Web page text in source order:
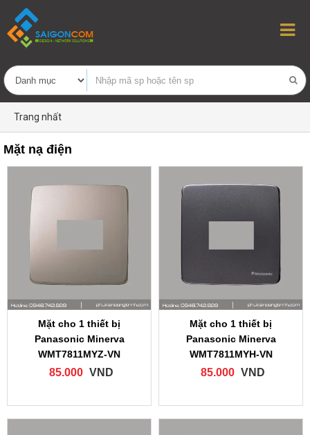
Trang nhất
Mặt nạ điện
Mặt cho 1 thiết bị
Panasonic Minerva
WMT7811MYZ-VN
85.000 VND
Mặt cho 1 thiết bị
Panasonic Minerva
WMT7811MYH-VN
85.000 VND